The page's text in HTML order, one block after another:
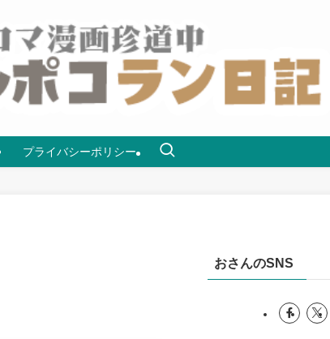
プライバシーポリシー
おさんのSNS